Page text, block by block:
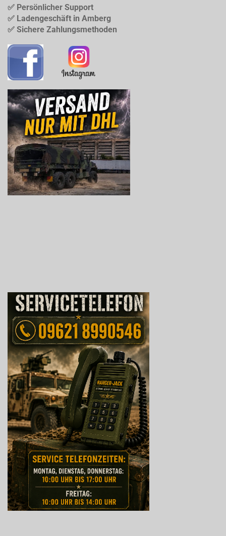
✅ Persönlicher Support
✅ Ladengeschäft in Amberg
✅ Sichere Zahlungsmethoden